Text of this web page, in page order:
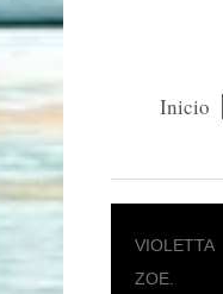
Inicio
VIOLETTA
ZOE.